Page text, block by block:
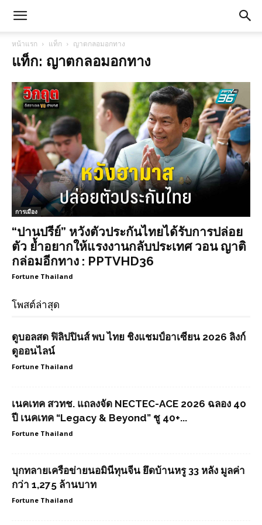
หน้าแรก แท็ก ญาตกลอมอกทาง
แท็ก: ญาตกลอมอกทาง
การเมือง
“ปานปรีย์” หวังตัวประกันไทยได้รับการปล่อย
ตัว ย้ำอยากให้แรงงานกลับประเทศ วอน ญาติ
กล่อมอีกทาง : PPTVHD36
Fortune Thailand
โพสต์ล่าสุด
ดูบอลสด ฟิลิปปินส์ พบ ไทย ชิงแชมป์อาเซียน 2026 ลิงก์
ดูออนไลน์
Fortune Thailand
เนคเทค สวทช. แถลงจัด NECTEC-ACE 2026 ฉลอง 40
ปี เนคเทค “Legacy & Beyond” ชู 40+...
Fortune Thailand
บุกทลายเครือข่ายนอมินีทุนจีน ยึดบ้านหรู 33 หลัง มูลค่า
กว่า 1,275 ล้านบาท
Fortune Thailand